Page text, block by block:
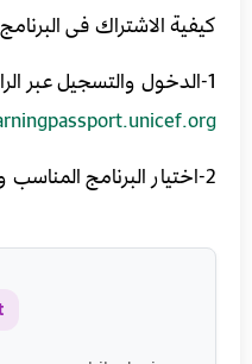
كيفية الاشتراك فى
1-الدخول والتسجيل عبر الرابط التالى:
2-اختيار البرنامج المناسب والاشتراك فيه